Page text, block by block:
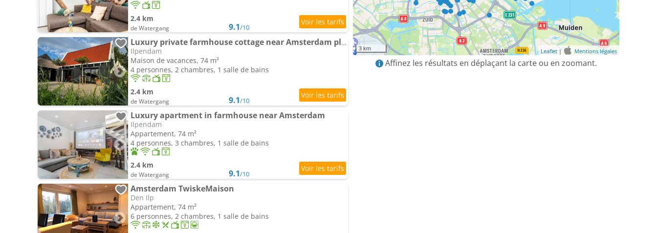
2.4 km
de Watergang 9.1/10
Luxury private farmhouse cottage near Amsterdam plus home cinema
Ilpendam
Maison de vacances, 74 m²
4 personnes, 2 chambres, 1 salle de bains
2.4 km
de Watergang 9.1/10
Luxury apartment in farmhouse near Amsterdam
Ilpendam
Appartement, 74 m²
4 personnes, 3 chambres, 1 salle de bains
2.4 km
de Watergang 9.1/10
Amsterdam TwiskeMaison
Den Ilp
Appartement, 74 m²
6 personnes, 2 chambres, 1 salle de bains
3 km Leaflet| Mentions légales
Affinez les résultats en déplaçant la carte ou en zoomant.